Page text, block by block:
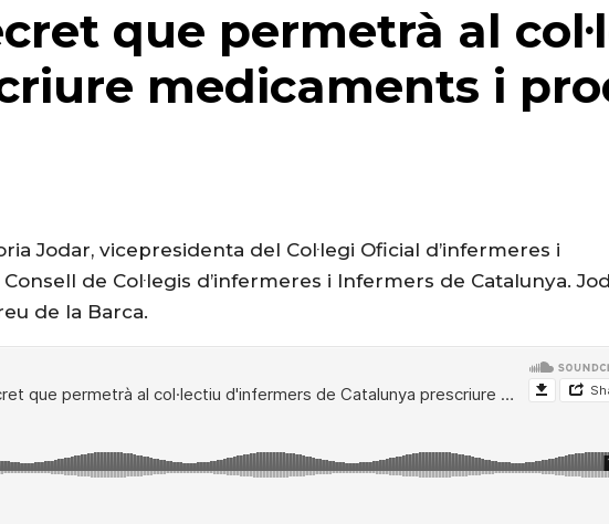
que permetrà al
medicaments i
Jodar, vicepresidenta del Col·legi Oficial d’infermeres i
de Col·legis d’infermeres i Infermers de Catalunya.
de la Barca.